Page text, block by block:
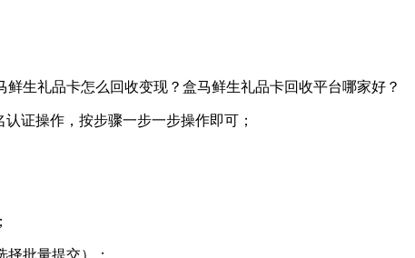
证操作，按步骤一步一步操作即可；